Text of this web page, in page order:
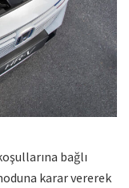
bağlı
karar vererek